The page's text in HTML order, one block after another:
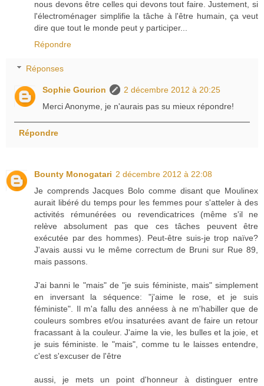
nous devons être celles qui devons tout faire. Justement, si
l'électroménager simplifie la tâche à l'être humain, ça veut
dire que tout le monde peut y participer...
Répondre
Réponses
Sophie Gourion
2 décembre 2012 à 20:25
Merci Anonyme, je n'aurais pas su mieux répondre!
Répondre
Bounty Monogatari 2 décembre 2012 à 22:08
Je comprends Jacques Bolo comme disant que Moulinex
aurait libéré du temps pour les femmes pour s'atteler à des
activités rémunérées ou revendicatrices (même s'il ne
relève absolument pas que ces tâches peuvent être
exécutée par des hommes). Peut-être suis-je trop naïve?
J'avais aussi vu le même correctum de Bruni sur Rue 89,
mais passons.
J'ai banni le "mais" de "je suis féministe, mais" simplement
en inversant la séquence: "j'aime le rose, et je suis
féministe". Il m'a fallu des annéess à ne m'habiller que de
couleurs sombres et/ou insaturées avant de faire un retour
fracassant à la couleur. J'aime la vie, les bulles et la joie, et
je suis féministe. le "mais", comme tu le laisses entendre,
c'est s'excuser de l'être
aussi, je mets un point d'honneur à distinguer entre